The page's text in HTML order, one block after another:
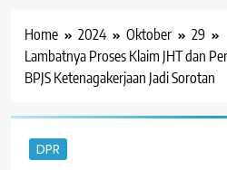
Home 2024 Oktober
29
Lambatnya Proses Klaim JHT dan
BPJS Ketenagakerjaan Jadi Sorotan
DPR